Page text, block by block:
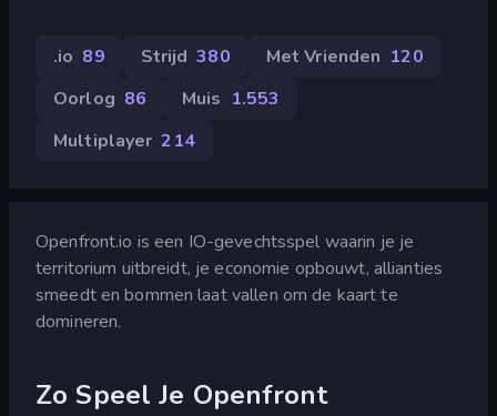
.io 89 Strijd 380 Met Vrienden 120
Oorlog 86 Muis 1.553
Multiplayer 214
Openfront.io is een IO-gevechtsspel waarin je je
territorium uitbreidt, je economie opbouwt, allianties
smeedt en bommen laat vallen om de kaart te
domineren.
Zo Speel Je Openfront